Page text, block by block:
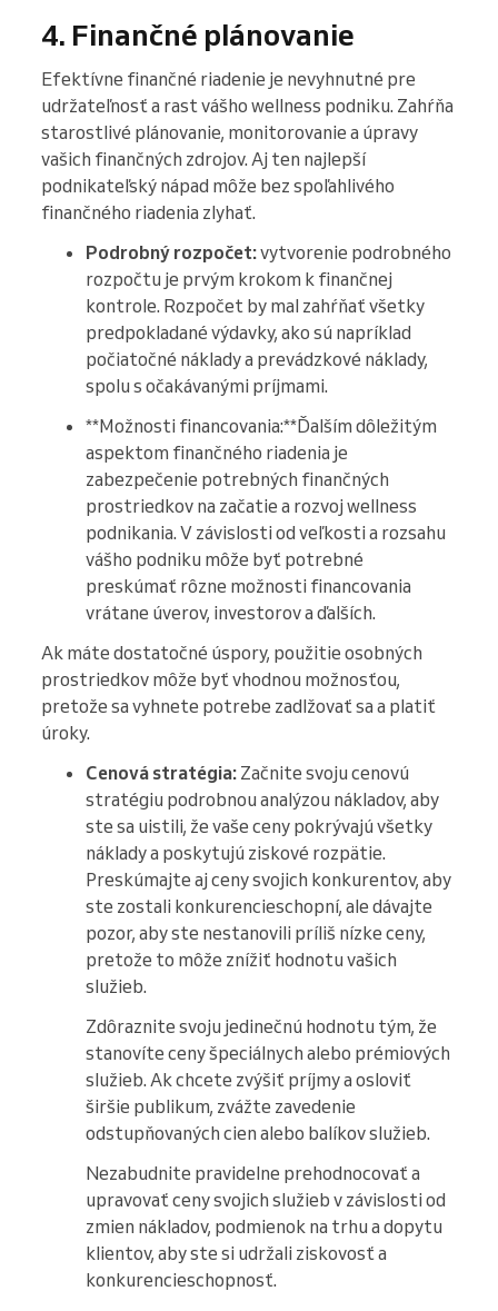
4. Finančné plánovanie
Efektívne finančné riadenie je nevyhnutné pre
udržateľnosť a rast vášho wellness podniku. Zahŕňa
starostlivé plánovanie, monitorovanie a úpravy
vašich finančných zdrojov. Aj ten najlepší
podnikateľský nápad môže bez spoľahlivého
finančného riadenia zlyhať.
Podrobný rozpočet:vytvorenie podrobného
rozpočtu je prvým krokom k finančnej
kontrole. Rozpočet by mal zahŕňať všetky
predpokladané výdavky, ako sú napríklad
počiatočné náklady a prevádzkové náklady,
spolu s očakávanými príjmami.
**Možnosti financovania:**Ďalším dôležitým
aspektom finančného riadenia je
zabezpečenie potrebných finančných
prostriedkov na začatie a rozvoj wellness
podnikania. V závislosti od veľkosti a rozsahu
vášho podniku môže byť potrebné
preskúmať rôzne možnosti financovania
vrátane úverov, investorov a ďalších.
Ak máte dostatočné úspory, použitie osobných
prostriedkov môže byť vhodnou možnosťou,
pretože sa vyhnete potrebe zadlžovať sa a platiť
úroky.
Cenová stratégia: Začnite svoju cenovú
stratégiu podrobnou analýzou nákladov, aby
ste sa uistili, že vaše ceny pokrývajú všetky
náklady a poskytujú ziskové rozpätie.
Preskúmajte aj ceny svojich konkurentov, aby
ste zostali konkurencieschopní, ale dávajte
pozor, aby ste nestanovili príliš nízke ceny,
pretože to môže znížiť hodnotu vašich
služieb.
Zdôraznite svoju jedinečnú hodnotu tým, že
stanovíte ceny špeciálnych alebo prémiových
služieb. Ak chcete zvýšiť príjmy a osloviť
širšie publikum, zvážte zavedenie
odstupňovaných cien alebo balíkov služieb.
Nezabudnite pravidelne prehodnocovať a
upravovať ceny svojich služieb v závislosti od
zmien nákladov, podmienok na trhu a dopytu
klientov, aby ste si udržali ziskovosť a
konkurencieschopnosť.